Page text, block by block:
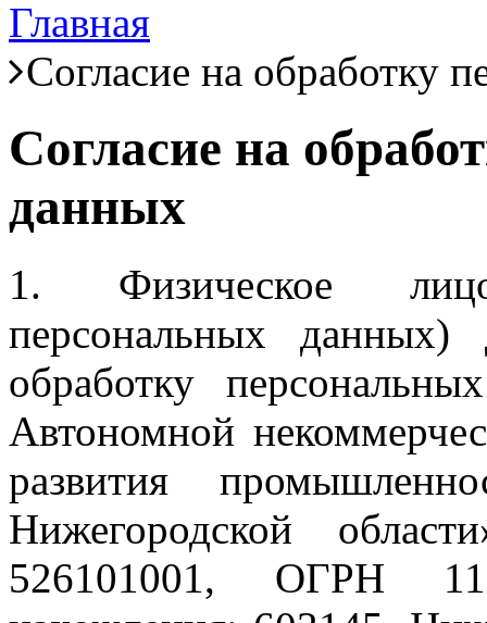
Главная
Согласие на обработку
Согласие на
данных
1. Физическое
персональных данных)
обработку
Автономной
развития
Нижегородской
526101001, ОГРН